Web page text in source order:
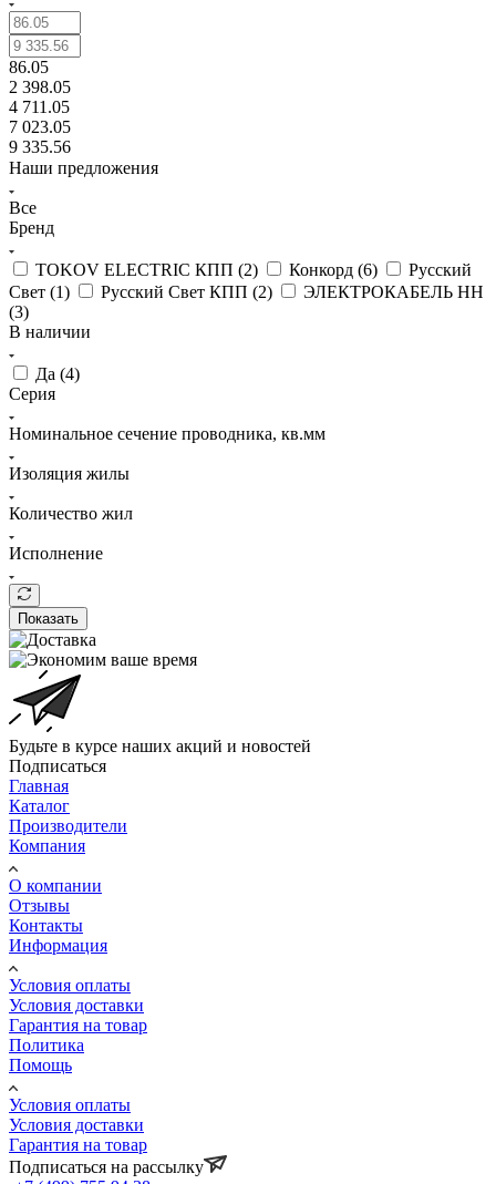
86.05
2 398.05
4 711.05
7 023.05
9 335.56
Наши предложения
Все
Бренд
TOKOV ELECTRIC КПП (2) Конкорд (6)
Русский
Свет (1) Русский Свет КПП (2)
ЭЛЕКТРОКАБЕЛЬ НН
(3)
В наличии
Да (4)
Серия
Номинальное сечение проводника, кв.мм
Изоляция жилы
Количество жил
Исполнение
Показать
Будьте в курсе наших акций и новостей
Подписаться
Главная
Каталог
Производители
Компания
О компании
Отзывы
Контакты
Информация
Условия оплаты
Условия доставки
Гарантия на товар
Политика
Помощь
Условия оплаты
Условия доставки
Гарантия на товар
Подписаться на рассылку